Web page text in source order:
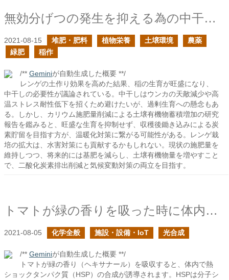
無効分げつの発生を抑える為の中干しは必要なのか？の続き
2021-08-15 堆肥・肥料 植物栄養 土壌環境
農薬
緑肥
稲作
/** Geminiが自動生成した概要 **/
レンゲの土作り効果を高めた結果、稲の生育が旺盛になり、
中干しの必要性が議論されている。中干しはウンカの天敵減少や高
温ストレス耐性低下を招くため避けたいが、過剰生育への懸念もあ
る。しかし、カリウム施肥量削減による土壌有機物蓄積増加の研究
報告を鑑みると、旺盛な生育を抑制せず、収穫後鋤き込みによる炭
素貯留を目指す方が、温暖化対策に繋がる可能性がある。レンゲ栽
培の拡大は、水害対策にも貢献するかもしれない。現状の施肥量を
維持しつつ、将来的には基肥を減らし、土壌有機物量を増やすこと
で、二酸化炭素排出削減と気候変動対策の両立を目指す。
トマトが緑の香りを吸った時に体内では何が起こってる？
2021-08-05 化学全般 施設・設備・IoT 光合成
/** Geminiが自動生成した概要 **/
トマトが緑の香り（ヘキサナール）を吸収すると、体内で熱
ショックタンパク質（HSP）の合成が誘導されます。HSPは分子シ